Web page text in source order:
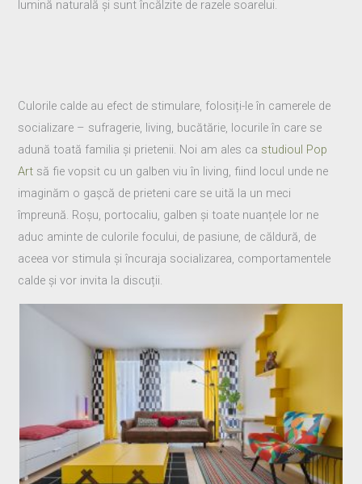
lumină naturală și sunt încălzite de razele soarelui.
Culorile calde au efect de stimulare, folosiți-le în camerele de
socializare – sufragerie, living, bucătărie, locurile în care se
adună toată familia și prietenii. Noi am ales ca studioul Pop
Art să fie vopsit cu un galben viu în living, fiind locul unde ne
imaginăm o gașcă de prieteni care se uită la un meci
împreună. Roșu, portocaliu, galben și toate nuanțele lor ne
aduc aminte de culorile focului, de pasiune, de căldură, de
aceea vor stimula și încuraja socializarea, comportamentele
calde și vor invita la discuții.